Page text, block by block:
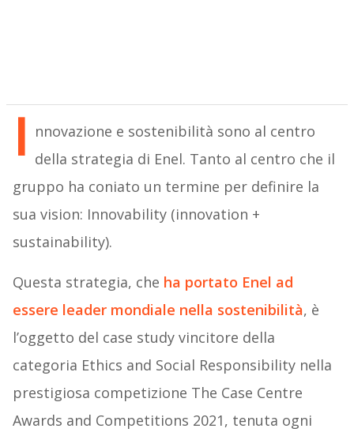
I nnovazione e sostenibilità sono al centro
della strategia di Enel. Tanto al centro che il
gruppo ha coniato un termine per definire la
sua vision: Innovability (innovation +
sustainability).
Questa strategia, che ha portato Enel ad
essere leader mondiale nella sostenibilità, è
l’oggetto del case study vincitore della
categoria Ethics and Social Responsibility nella
prestigiosa competizione The Case Centre
Awards and Competitions 2021, tenuta ogni